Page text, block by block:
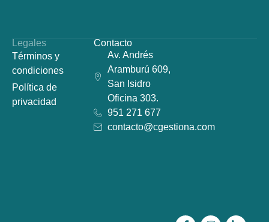
Legales
Términos y
condiciones
Política de
privacidad
Contacto
Av. Andrés
Aramburú 609,
San Isidro
Oficina 303.
951 271 677
contacto@cgestiona.com